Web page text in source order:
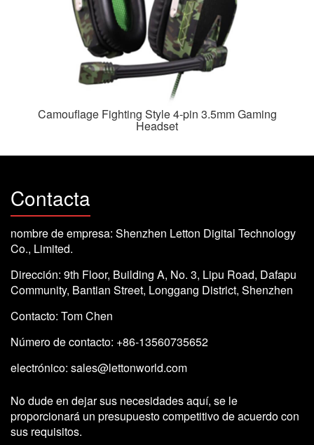
Camouflage Fighting Style 4-pin 3.5mm Gaming
Headset
Contacta
nombre de empresa: Shenzhen Letton Digital Technology
Co., Limited.
Dirección: 9th Floor, Building A, No. 3, Lipu Road, Dafapu
Community, Bantian Street, Longgang District, Shenzhen
Contacto: Tom Chen
Número de contacto: +86-13560735652
electrónico: sales@lettonworld.com
No dude en dejar sus necesidades aquí, se le
proporcionará un presupuesto competitivo de acuerdo con
sus requisitos.